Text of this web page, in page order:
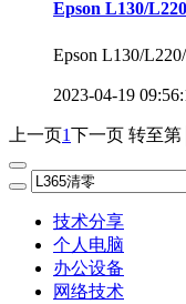
Epson L130/
Epson L130/
2023-04-19
上一页1下一页 转至第
技术分享
个人电脑
办公设备
网络技术